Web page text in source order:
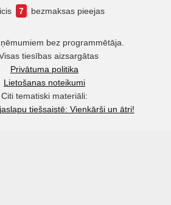
7 bezmaksas pieejas
bez programmētāja.
tiesības aizsargātas
Privātuma politika
Lietošanas noteikumi
Citi tematiski materiāli:
tiešsaistē: Vienkārši un ātri!